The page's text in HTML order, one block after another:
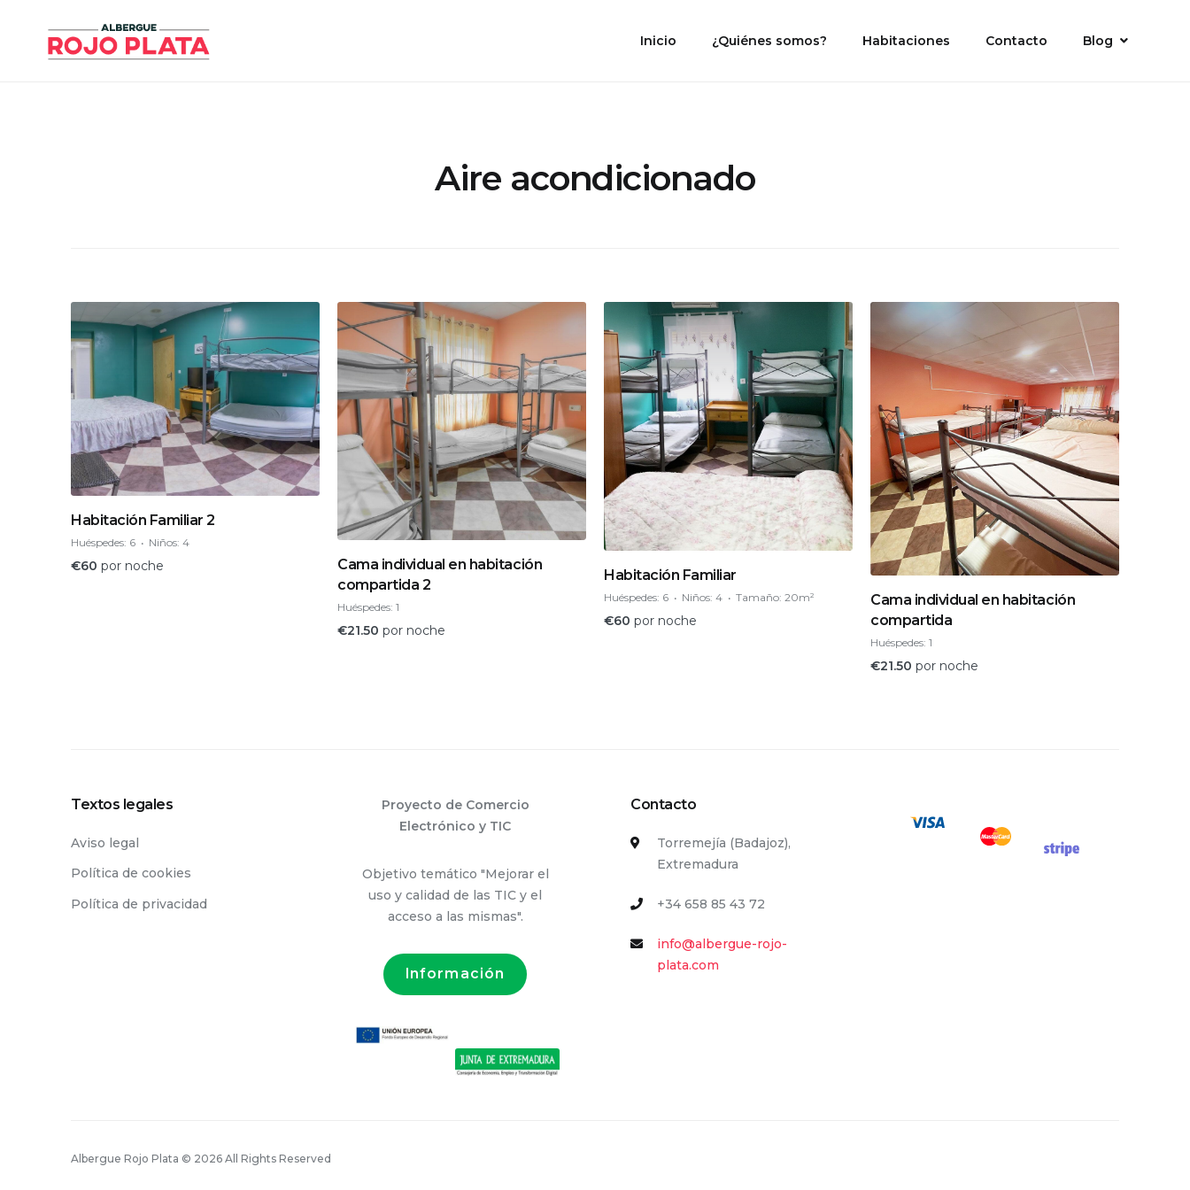
content
Albergue Rojo Plata Inicio ¿Quiénes somos? Habitaciones Contacto Blog
Aire acondicionado
Habitación Familiar 2
Huéspedes: 6 Niños: 4
€60 por noche
Cama individual en habitación
compartida 2
Huéspedes: 1
€21.50 por noche
Habitación Familiar
Huéspedes: 6 Niños: 4 Tamaño: 20m²
€60 por noche
Cama individual en habitación
compartida
Huéspedes: 1
€21.50 por noche
Textos legales
Aviso legal
Política de cookies
Política de privacidad
Proyecto de Comercio
Electrónico y TIC
Objetivo temático "Mejorar el
uso y calidad de las TIC y el
acceso a las mismas".
Información
Contacto
Torremejía (Badajoz),
Extremadura
+34 658 85 43 72
info@albergue-rojo-
plata.com
Albergue Rojo Plata © 2026 All Rights Reserved